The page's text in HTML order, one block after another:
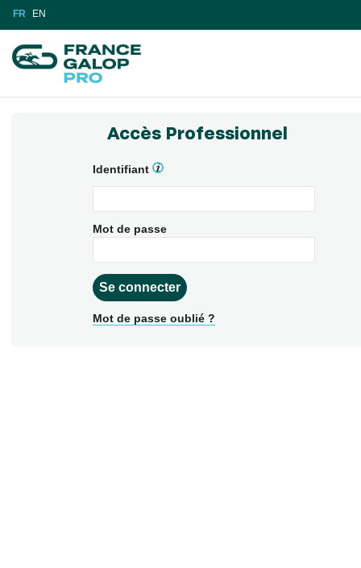
FR EN
Accès Professionnel
Identifiant
Mot de passe
Mot de passe oublié ?